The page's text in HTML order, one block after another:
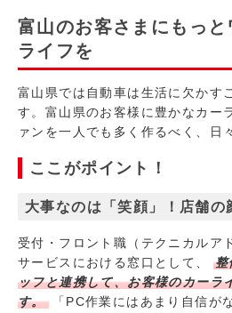
富山のお客さまにもっ
ライフを
富山県では自動車は生活に欠かす
す。富山県のお客様に豊かなカー
ァンを一人でも多く作るべく、日
ここがポイント！
大事なのは「笑顔」！店舗の
受付・フロント職（テクニカルア
サービスにおける窓口として、
整
ッフと連携して、お客様のカーラ
す。
「PC作業にはあまり自信が